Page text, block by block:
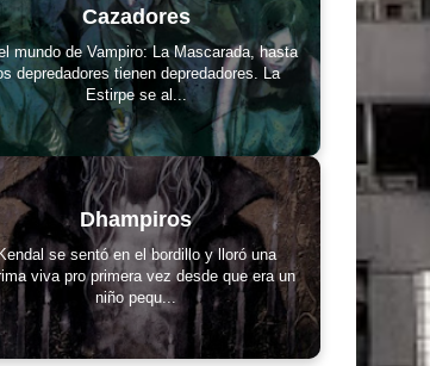
Cazadores
mundo de Vampiro: La Mascarada, hasta
depredadores tienen depredadores. La
Estirpe se al...
Dhampiros
se sentó en el bordillo y lloró una
viva pro primera vez desde que era un
niño pequ...